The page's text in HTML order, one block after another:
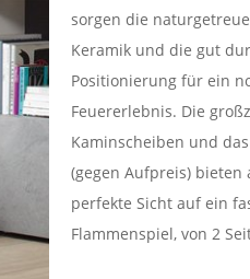
sorgen die
Keramik und die gut
Positionierung für ein
Feuererlebnis. Die
Kaminscheiben und
(gegen Aufpreis) bieten
perfekte Sicht auf ein
Flammenspiel, von 2